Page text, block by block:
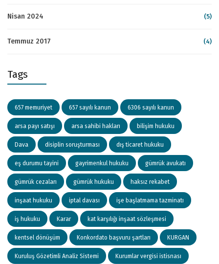
Nisan 2024 (5)
Temmuz 2017 (4)
Tags
657 memuriyet 657 sayılı kanun 6306 sayılı kanun
arsa payı satışı arsa sahibi hakları bilişim hukuku
Dava disiplin soruşturması dış ticaret hukuku
eş durumu tayini gayrimenkul hukuku gümrük avukatı
gümrük cezaları gümrük hukuku haksız rekabet
inşaat hukuku iptal davası işe başlatmama tazminatı
iş hukuku Karar kat karşılığı inşaat sözleşmesi
kentsel dönüşüm Konkordato başvuru şartları KURGAN
Kuruluş Gözetimli Analiz Sistemi Kurumlar vergisi istisnası